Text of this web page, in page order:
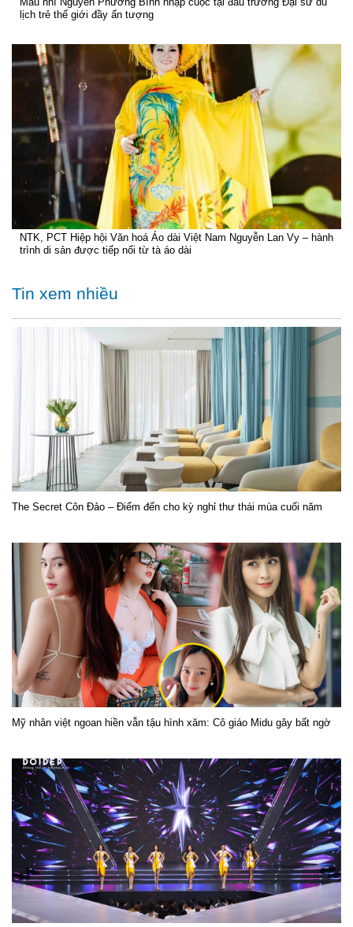
lịch trẻ thế giới đầy ấn tượng
NTK, PCT Hiệp hội Văn hoá Áo dài Việt Nam Nguyễn Lan Vy – hành
trình di sản được tiếp nối từ tà áo dài
Tin xem nhiều
The Secret Côn Đảo – Điểm đến cho kỳ nghỉ thư thái mùa cuối năm
Mỹ nhân việt ngoan hiền vẫn tậu hình xăm: Cô giáo Midu gây bất ngờ